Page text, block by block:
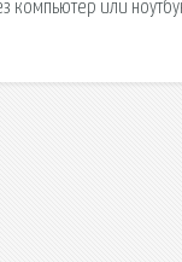
компьютер или